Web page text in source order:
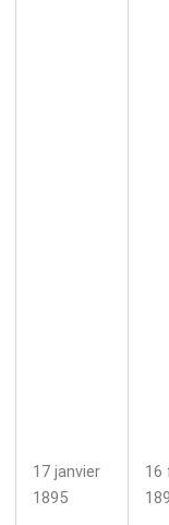
17 janvier
1895
16